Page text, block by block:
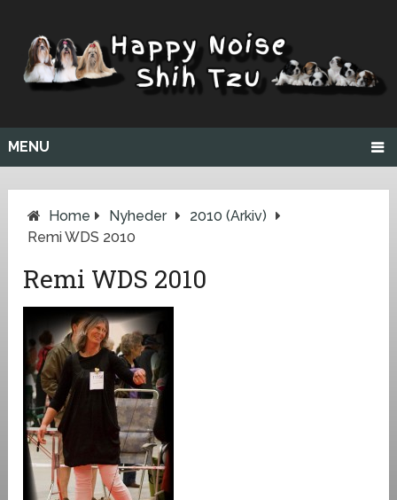
MENU
Home Nyheder
2010 (arkiv)
Remi WDS 2010
Remi WDS 2010